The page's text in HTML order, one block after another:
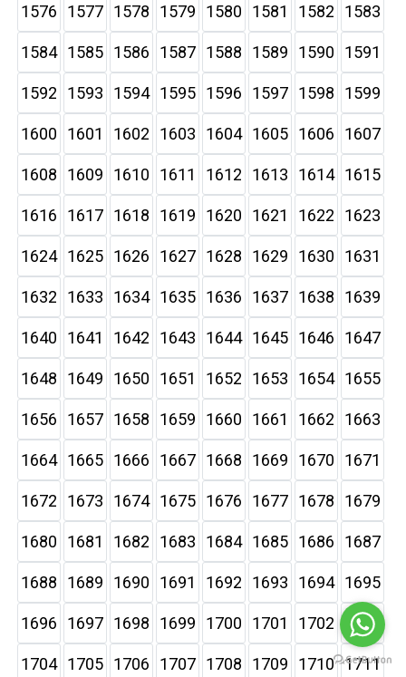
1576 1577 1578 1579 1580 1581 1582 1583
1584 1585 1586 1587 1588 1589 1590 1591
1592 1593 1594 1595 1596 1597 1598 1599
1600 1601 1602 1603 1604 1605 1606 1607
1608 1609 1610 1611 1612 1613 1614 1615
1616 1617 1618 1619 1620 1621 1622 1623
1624 1625 1626 1627 1628 1629 1630 1631
1632 1633 1634 1635 1636 1637 1638 1639
1640 1641 1642 1643 1644 1645 1646 1647
1648 1649 1650 1651 1652 1653 1654 1655
1656 1657 1658 1659 1660 1661 1662 1663
1664 1665 1666 1667 1668 1669 1670 1671
1672 1673 1674 1675 1676 1677 1678 1679
1680 1681 1682 1683 1684 1685 1686 1687
1688 1689 1690 1691 1692 1693 1694 1695
1696 1697 1698 1699 1700 1701 1702 1703
1704 1705 1706 1707 1708 1709 1710 1711